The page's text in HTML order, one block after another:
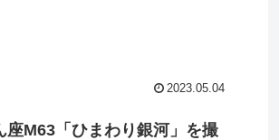
2023.05.04
座M63「ひまわり銀河」を撮